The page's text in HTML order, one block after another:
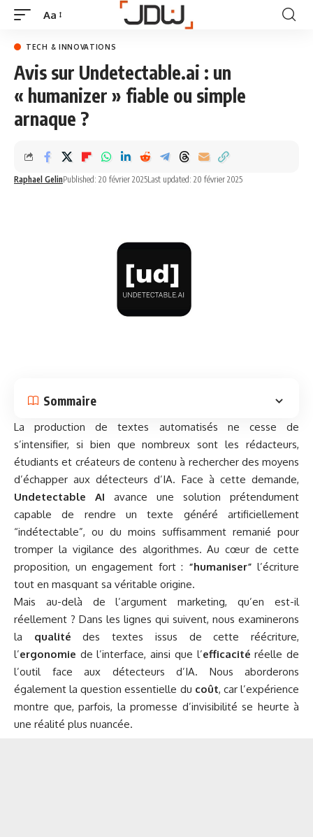
Aa
TECH & INNOVATIONS
Avis sur Undetectable.ai : un
« humanizer » fiable ou simple
arnaque ?
Raphael GelinPublished: 20 février 2025Last updated: 20 février 2025
Sommaire
La production de textes automatisés ne cesse de
s’intensifier, si bien que nombreux sont les rédacteurs,
étudiants et créateurs de contenu à rechercher des moyens
d’échapper auxdétecteurs d’IA. Face à cette demande,
Undetectable AI avance une solution prétendument
capable de rendre un texte généré artificiellement
“indétectable”, ou du moins suffisamment remanié pour
tromper la vigilance des algorithmes. Au cœur de cette
proposition, un engagement fort : “humaniser” l’écriture
tout en masquant sa véritable origine.
Mais au-delà de l’argument marketing, qu’en est-il
réellement ? Dans les lignes qui suivent, nous examinerons
la qualité des textes issus de cette réécriture,
l’ergonomie de l’interface, ainsi que l’efficacité réelle de
l’outil face aux détecteurs d’IA. Nous aborderons
également la question essentielle du coût, car l’expérience
montre que, parfois, la promesse d’invisibilité se heurte à
une réalité plus nuancée.